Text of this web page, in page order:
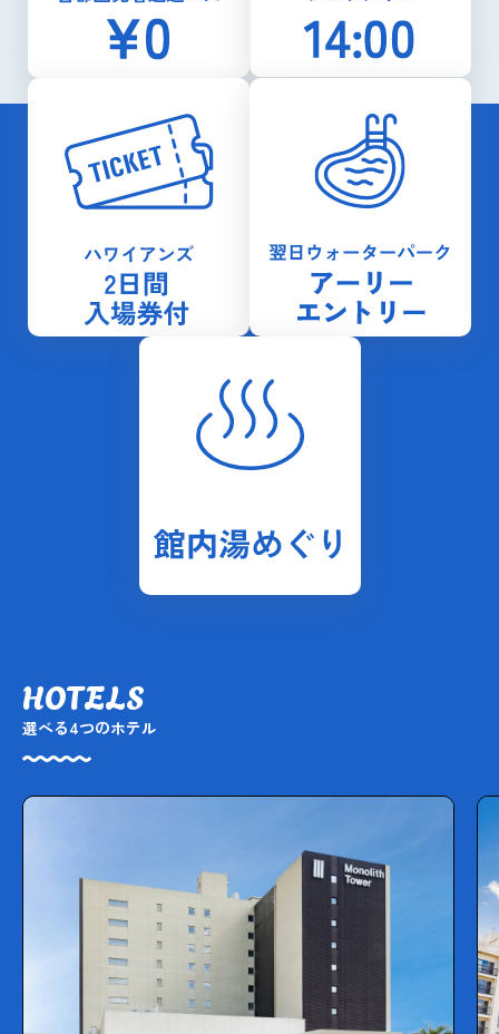
HOTELS
選べる4つのホテル